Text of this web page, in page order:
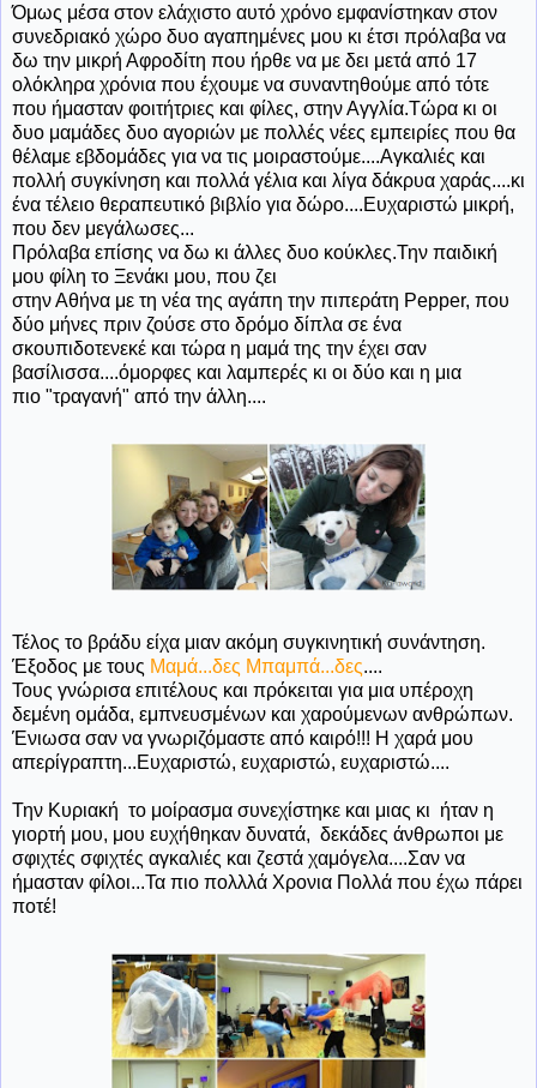
Όμως μέσα στον ελάχιστο αυτό χρόνο εμφανίστηκαν στον
συνεδριακό χώρο δυο αγαπημένες μου κι έτσι πρόλαβα να
δω την μικρή Αφροδίτη που ήρθε να με δει μετά από 17
ολόκληρα χρόνια που έχουμε να συναντηθούμε από τότε
που ήμασταν φοιτήτριες και φίλες, στην Αγγλία.Τώρα κι οι
δυο μαμάδες δυο αγοριών με πολλές νέες εμπειρίες που θα
θέλαμε εβδομάδες για να τις μοιραστούμε....Αγκαλιές και
πολλή συγκίνηση και πολλά γέλια και λίγα δάκρυα χαράς....κι
ένα τέλειο θεραπευτικό βιβλίο για δώρο....Ευχαριστώ μικρή,
που δεν μεγάλωσες...
Πρόλαβα επίσης να δω κι άλλες δυο κούκλες.Την παιδική
μου φίλη το Ξενάκι μου, που ζει
στην Αθήνα με τη νέα της αγάπη την πιπεράτη Pepper, που
δύο μήνες πριν ζούσε στο δρόμο δίπλα σε ένα
σκουπιδοτενεκέ και τώρα η μαμά της την έχει σαν
βασίλισσα....όμορφες και λαμπερές κι οι δύο και η μια
πιο "τραγανή" από την άλλη....
Τέλος το βράδυ είχα μιαν ακόμη συγκινητική συνάντηση.
Έξοδος με τους Μαμά...δες Μπαμπά...δες....
Τους γνώρισα επιτέλους και πρόκειται για μια υπέροχη
δεμένη ομάδα, εμπνευσμένων και χαρούμενων ανθρώπων.
Ένιωσα σαν να γνωριζόμαστε από καιρό!!! Η χαρά μου
απερίγραπτη...Ευχαριστώ, ευχαριστώ, ευχαριστώ....
Την Κυριακή το μοίρασμα συνεχίστηκε και μιας κι ήταν η
γιορτή μου, μου ευχήθηκαν δυνατά, δεκάδες άνθρωποι με
σφιχτές σφιχτές αγκαλιές και ζεστά χαμόγελα....Σαν να
ήμασταν φίλοι...Τα πιο πολλλά Χρονια Πολλά που έχω πάρει
ποτέ!